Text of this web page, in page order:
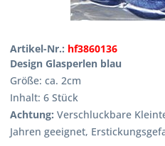
Artikel-Nr.: hf3860136
Design Glasperlen blau
Größe: ca. 2cm
Inhalt: 6 Stück
Achtung: Verschluckbare
Jahren geeignet,